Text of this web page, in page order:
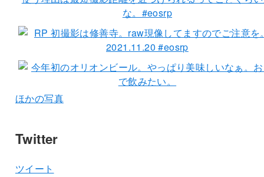
ほかの写真
Twitter
ツイート